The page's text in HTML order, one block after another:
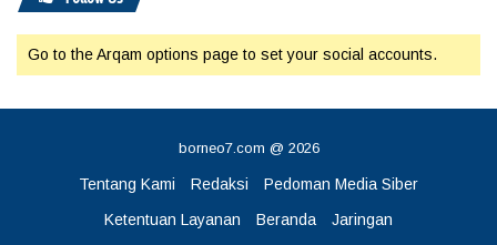
Go to the Arqam options page to set your social accounts.
borneo7.com @ 2026
Tentang Kami Redaksi
Pedoman Media Siber
Ketentuan Layanan
Beranda Jaringan